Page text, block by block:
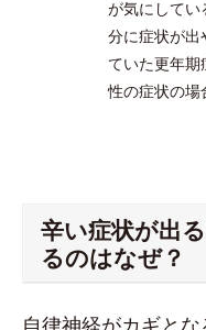
が気にしてい
分に症状が出
ていた更年
性の症状の場
辛い症状が出
るのはなぜ？
自律神経がカギと